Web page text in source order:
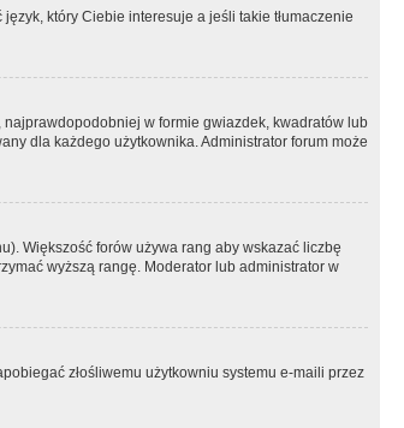
który Ciebie interesuje a jeśli takie tłumaczenie
w formie gwiazdek, kwadratów lub
dla każdego użytkownika. Administrator forum może
Większość forów używa rang aby wskazać liczbę
wyższą rangę. Moderator lub administrator w
złośliwemu użytkowniu systemu e-maili przez